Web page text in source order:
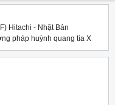
Hitachi - Nhật Bản
pháp huỳnh quang tia X